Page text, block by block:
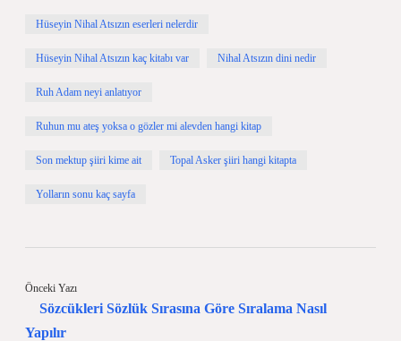
Hüseyin Nihal Atsızın eserleri nelerdir
Hüseyin Nihal Atsızın kaç kitabı var Nihal Atsızın dini nedir
Ruh Adam neyi anlatıyor
Ruhun mu ateş yoksa o gözler mi alevden hangi kitap
Son mektup şiiri kime ait Topal Asker şiiri hangi kitapta
Yolların sonu kaç sayfa
Önceki Yazı
Sözcükleri Sözlük Sırasına Göre Sıralama Nasıl
Yapılır